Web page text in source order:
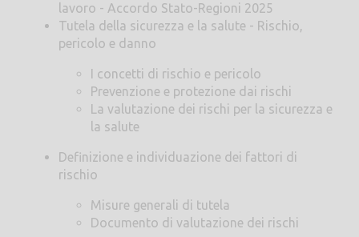
lavoro - Accordo Stato-Regioni 2025
Tutela della sicurezza e la salute - Rischio,
pericolo e danno
I concetti di rischio e pericolo
Prevenzione e protezione dai rischi
La valutazione dei rischi per la sicurezza e
la salute
Definizione e individuazione dei fattori di
rischio
Misure generali di tutela
Documento di valutazione dei rischi